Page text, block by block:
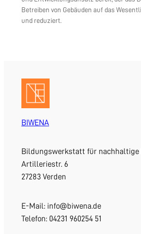
Betreiben von Gebäuden auf das
und reduziert.
BIWENA
Bildungswerkstatt für nachhaltige
Artilleriestr. 6
27283 Verden
E-Mail: info@biwena.de
Telefon: 04231 960254 51